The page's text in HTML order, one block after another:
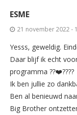
ESME
21 november 2022 -
Yesss, geweldig.
Daar blijf ik echt
programma ??❤️????
Ik ben jullie zo
Ben al benieuwd
Big Brother